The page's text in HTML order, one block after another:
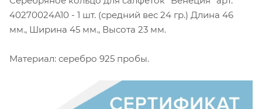
40270024А10 - 1 шт. (средний вес 24 гр.) Длина 46
мм., Ширина 45 мм., Высота 23 мм.
Материал: серебро 925 пробы.